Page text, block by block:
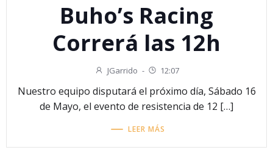
Buho’s Racing
Correrá las 12h
JGarrido - 12:07
Nuestro equipo disputará el próximo día, Sábado 16
de Mayo, el evento de resistencia de 12 […]
LEER MÁS